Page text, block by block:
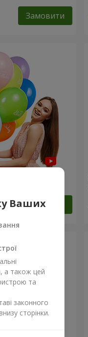
Замовити
Замовити
Ваших
а також цей
та
законного
сторінки.